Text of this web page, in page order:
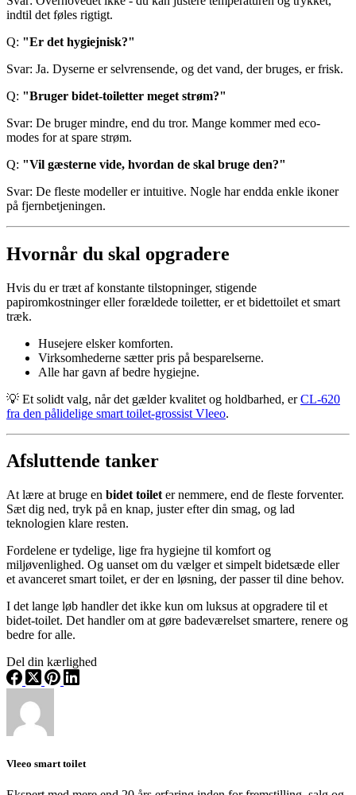
indtil det føles rigtigt.
Q: "Er det hygiejnisk?"
Svar: Ja. Dyserne er selvrensende, og det vand, der bruges, er frisk.
Q: "Bruger bidet-toiletter meget strøm?"
Svar: De bruger mindre, end du tror. Mange kommer med eco-
modes for at spare strøm.
Q: "Vil gæsterne vide, hvordan de skal bruge den?"
Svar: De fleste modeller er intuitive. Nogle har endda enkle ikoner
på fjernbetjeningen.
Hvornår du skal opgradere
Hvis du er træt af konstante tilstopninger, stigende
papiromkostninger eller forældede toiletter, er et bidettoilet et smart
træk.
Husejere elsker komforten.
Virksomhederne sætter pris på besparelserne.
Alle har gavn af bedre hygiejne.
💡 Et solidt valg, når det gælder kvalitet og holdbarhed, erCL-620
fra den pålidelige smart toilet-grossist Vleeo.
Afsluttende tanker
At lære at bruge en bidet toilet er nemmere, end de fleste forventer.
Sæt dig ned, tryk på en knap, juster efter din smag, og lad
teknologien klare resten.
Fordelene er tydelige, lige fra hygiejne til komfort og
miljøvenlighed. Og uanset om du vælger et simpelt bidetsæde eller
et avanceret smart toilet, er der en løsning, der passer til dine behov.
I det lange løb handler det ikke kun om luksus at opgradere til et
bidet-toilet. Det handler om at gøre badeværelset smartere, renere og
bedre for alle.
Del din kærlighed
Vleeo smart toilet